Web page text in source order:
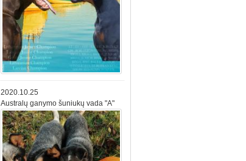
2020.10.25
Australų ganymo šuniukų vada "A"